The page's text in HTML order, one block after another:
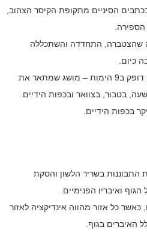
הסיניים מתקופת הקיסר הצהוב,
שהצטברה, התחדדה והשתכללה
כיום.
בזמנים העתיקים נהוג היה לאבחן דופק ב9 הימות – מושג שמתאר את
בטבור, בצוואר ובכפות הידיים.
בכפות הידיים.
בשריר הלשון והסקת
ואיבריו הפנימיים.
כאשר כל אזור מהווה אינדיקציה לאזור
האיברים בגוף.